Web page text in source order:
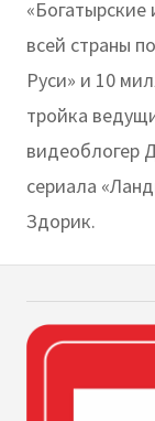
«Богатырские
всей страны
Руси» и 10
тройка
видеоблогер
сериала
Здорик.